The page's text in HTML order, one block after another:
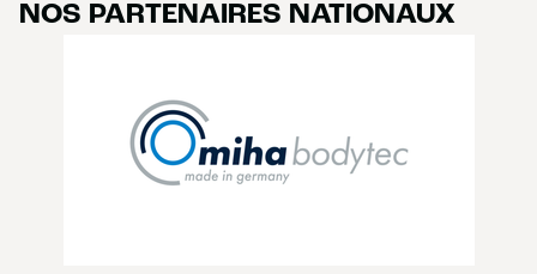
NOS PARTENAIRES NATIONAUX